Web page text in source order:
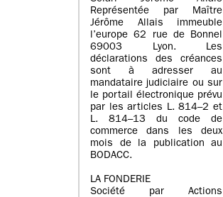
Représentée par Maître
Jérôme Allais immeuble
l’europe 62 rue de Bonnel
69003 Lyon. Les
déclarations des créances
sont à adresser au
mandataire judiciaire ou sur
le portail électronique prévu
par les articles L. 814–2 et
L. 814–13 du code de
commerce dans les deux
mois de la publication au
BODACC.
LA FONDERIE
Société par Actions